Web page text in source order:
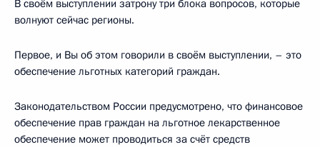
В своём выступлении затрону три блока вопросов, которые
волнуют сейчас регионы.
Первое, и Вы об этом говорили в своём выступлении, – это
обеспечение льготных категорий граждан.
Законодательством России предусмотрено, что финансовое
обеспечение прав граждан на льготное лекарственное
обеспечение может проводиться за счёт средств